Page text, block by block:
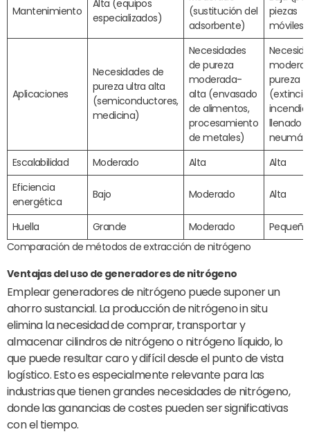
Mantenimiento
Alta (equipos
especializados)
(sustitución del
adsorbente)
piezas
móviles)
Aplicaciones
Necesidades de
pureza ultra alta
(semiconductores,
medicina)
Necesidades
de pureza
moderada-
alta (envasado
de alimentos,
procesamiento
de metales)
pureza
llenado
Escalabilidad
Moderado Alta
Alta
Eficiencia
energética
Bajo Moderado Alta
Huella Grande Moderado
Pequeño
Comparación de métodos de extracción de nitrógeno
Ventajas del uso de generadores de nitrógeno
Emplear generadores de nitrógeno puede suponer un
ahorro sustancial. La producción de nitrógeno in situ
elimina la necesidad de comprar, transportar y
almacenar cilindros de nitrógeno o nitrógeno líquido, lo
que puede resultar caro y difícil desde el punto de vista
logístico. Esto es especialmente relevante para las
industrias que tienen grandes necesidades de nitrógeno,
donde las ganancias de costes pueden ser significativas
con el tiempo.